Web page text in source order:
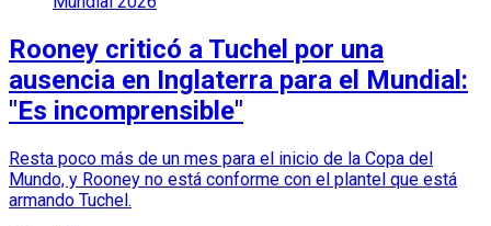
Rooney criticó a Tuchel por una
ausencia en Inglaterra para el Mundial:
"Es incomprensible"
Resta poco más de un mes para el inicio de la Copa del
Mundo, y Rooney no está conforme con el plantel que está
armando Tuchel.